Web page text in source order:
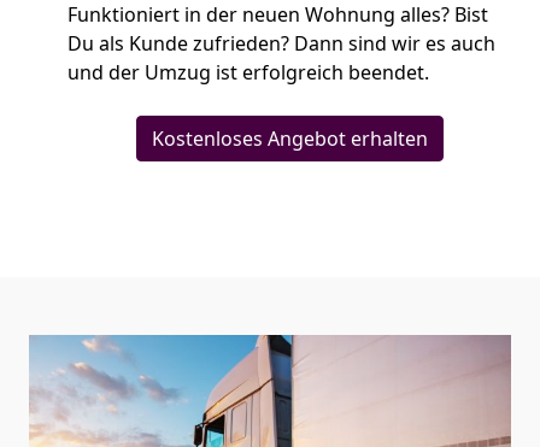
Funktioniert in der neuen Wohnung alles? Bist
Du als Kunde zufrieden? Dann sind wir es auch
und der Umzug ist erfolgreich beendet.
Kostenloses Angebot erhalten